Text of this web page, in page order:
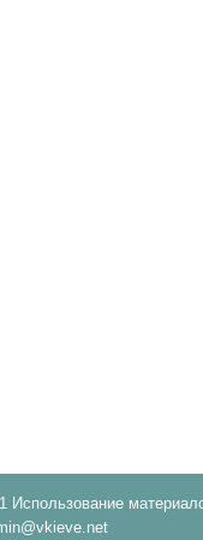
Использование